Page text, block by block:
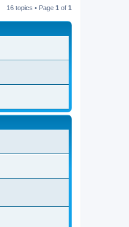
16 topics • Page 1 of 1